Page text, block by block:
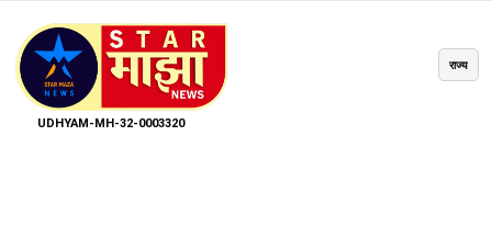
UDHYAM-MH-32-0003320
राज्य